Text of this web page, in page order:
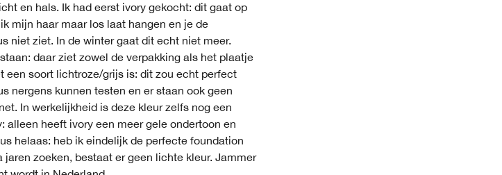
en hals. Ik had eerst ivory gekocht: dit gaat op
mijn haar maar los laat hangen en je de
niet ziet. In de winter gaat dit echt niet meer.
daar ziet zowel de verpakking als het plaatje
een soort lichtroze/grijs is: dit zou echt perfect
nergens kunnen testen en er staan ook geen
In werkelijkheid is deze kleur zelfs nog een
alleen heeft ivory een meer gele ondertoon en
helaas: heb ik eindelijk de perfecte foundation
zoeken, bestaat er geen lichte kleur. Jammer